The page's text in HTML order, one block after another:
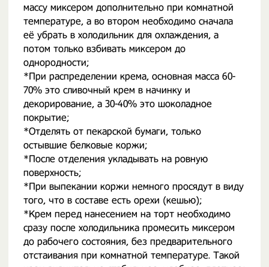
массу миксером дополнительно при комнатной
температуре, а во втором необходимо сначала
её убрать в холодильник для охлаждения, а
потом только взбивать миксером до
однородности;
*При распределении крема, основная масса 60-
70% это сливочный крем в начинку и
декорирование, а 30-40% это шоколадное
покрытие;
*Отделять от пекарской бумаги, только
остывшие белковые коржи;
*После отделения укладывать на ровную
поверхность;
*При выпекании коржи немного просядут в виду
того, что в составе есть орехи (кешью);
*Крем перед нанесением на торт необходимо
сразу после холодильника промесить миксером
до рабочего состояния, без предварительного
отстаивания при комнатной температуре. Такой